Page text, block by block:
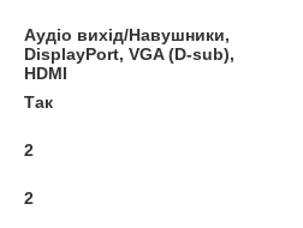
Аудіо вихід/Навушники,
DisplayPort, VGA (D-sub),
HDMI
Так
2
2